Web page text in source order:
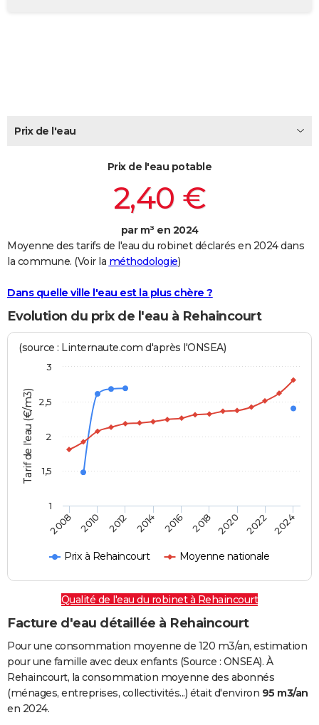
Carte de Noël
Carte Bonne année
Carte Saint-Valentin
Carte Pâques
Carte d'anniversaire
DICTIONNAIRE
FORUM
Prix de l'eau
Prix de l'eau potable
2,40 €
par m³ en 2024
Moyenne des tarifs de l'eau du robinet déclarés en 2024 dans
la commune. (Voir la méthodologie)
Dans quelle ville l'eau est la plus chère ?
Evolution du prix de l'eau à Rehaincourt
Tarif de l'eau (€/m3)
(source : Linternaute.com d'après l'ONSEA)
Prix à Rehaincourt Moyenne nationale
2008 2010 2012 2014 2016 2018 2020 2022 2024
1
1,5
2
2,5
3
Qualité de l'eau du robinet à Rehaincourt
Facture d'eau détaillée à Rehaincourt
Pour une consommation moyenne de 120 m3/an, estimation
pour une famille avec deux enfants (Source : ONSEA). À
Rehaincourt, la consommation moyenne des abonnés
(ménages, entreprises, collectivités...) était d'environ 95 m3/an
en 2024.